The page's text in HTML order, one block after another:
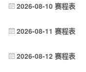
2026-08-10 赛程表
2026-08-11 赛程表
2026-08-12 赛程表